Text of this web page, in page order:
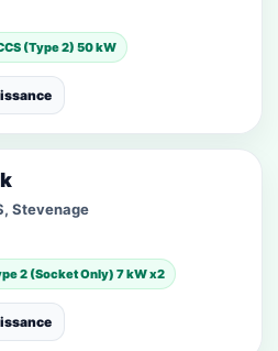
(Type 2) 50 kW
Stevenage
2 (Socket Only) 7 kW x2